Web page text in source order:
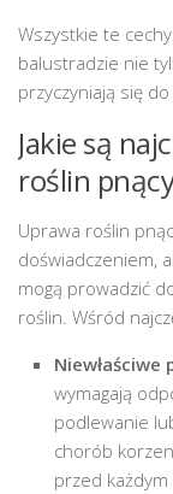
Wszystkie te
balustradzie nie
przyczyniają się
Jakie są
roślin
Uprawa roślin
doświadczeniem,
mogą prowadzić
roślin. Wśród
Niewłaściwe
wymagają
podlewanie
chorób
przed